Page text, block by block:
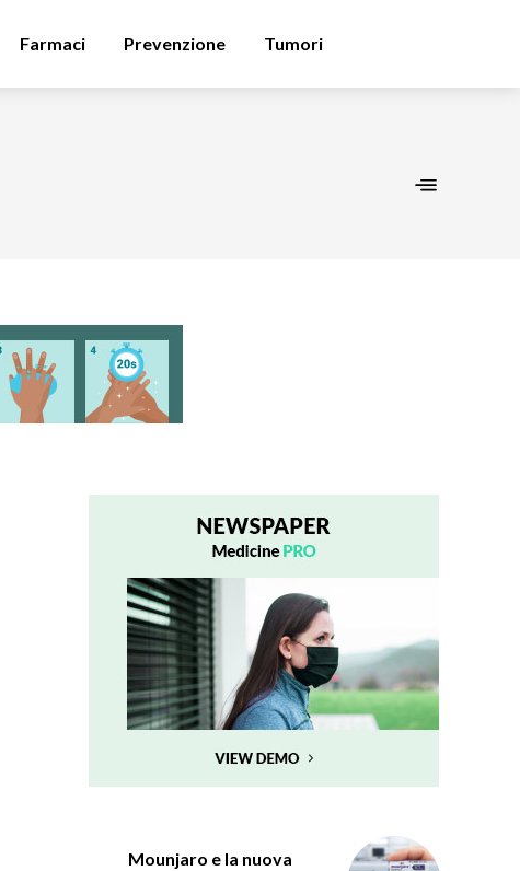
Farmaci Prevenzione Tumori
Mounjaro e la nuova